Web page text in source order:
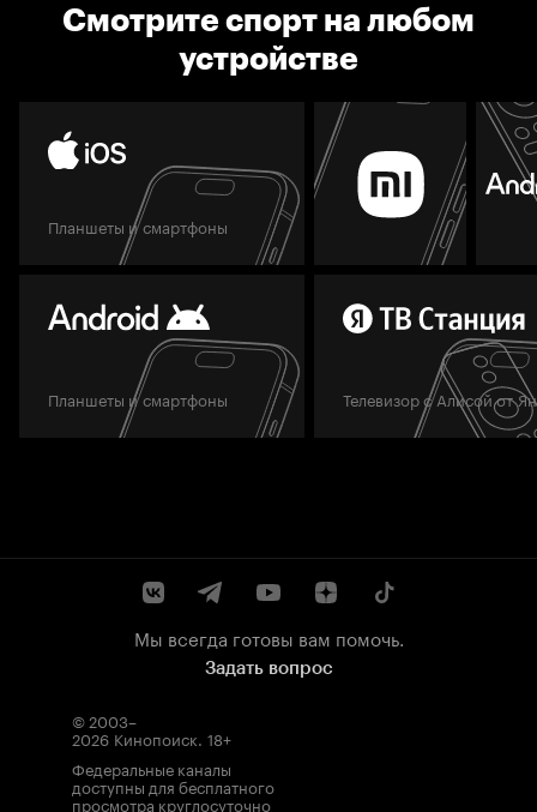
Смотрите спорт на любом
устройстве
Планшеты и смартфоны
Планшеты и смартфоны Телевизор с Алисой от
Мы всегда готовы вам помочь.
Задать вопрос
© 2003–
2026 Кинопоиск. 18+
Федеральные каналы
доступны для бесплатного
просмотра круглосуточно